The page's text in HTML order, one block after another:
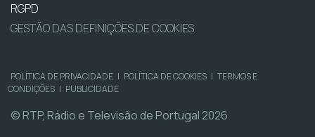
RGPD
GESTÃO DAS DEFINIÇÕES DE COOKIES
POLÍTICA DE PRIVACIDADE | POLÍTICA DE COOKIES | TERMOS E
CONDIÇÕES | PUBLICIDADE
© RTP, Rádio e Televisão de Portugal 2026